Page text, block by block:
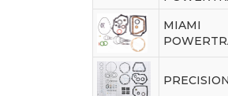
MIAMI
PRECISION